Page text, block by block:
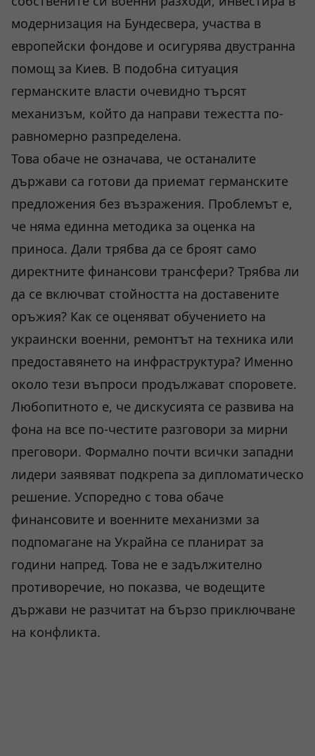
модернизация на Бундесвера, участва в
европейски фондове и осигурява двустранна
помощ за Киев. В подобна ситуация
германските власти очевидно търсят
механизъм, който да направи тежестта по-
равномерно разпределена.
Това обаче не означава, че останалите
държави са готови да приемат германските
предложения без възражения. Проблемът е,
че няма единна методика за оценка на
приноса. Дали трябва да се броят само
директните финансови трансфери? Трябва ли
да се включват стойността на доставените
оръжия? Как се оценяват обучението на
украински военни, ремонтът на техника или
предоставянето на инфраструктура? Именно
около тези въпроси продължават споровете.
Любопитното е, че дискусията се развива на
фона на все по-честите разговори за мирни
преговори. Формално почти всички западни
лидери заявяват подкрепа за дипломатическо
решение. Успоредно с това обаче
финансовите и военните механизми за
подпомагане на Украйна се планират за
години напред. Това не е задължително
противоречие, но показва, че водещите
държави не разчитат на бързо приключване
на конфликта.